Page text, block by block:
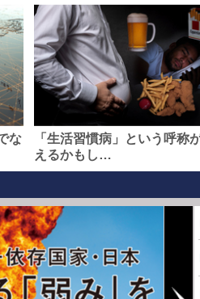
な
「生活習慣病」という呼称
えるかもし…